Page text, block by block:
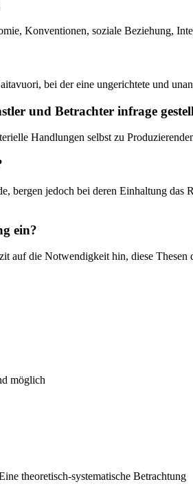
Konventionen, soziale Beziehung,
bei der eine ungerichtete und
und Betrachter infrage
Handlungen selbst zu
bergen jedoch bei deren Einhaltung
ein?
auf die Notwendigkeit hin, diese
möglich
theoretisch-systematische Betrachtung